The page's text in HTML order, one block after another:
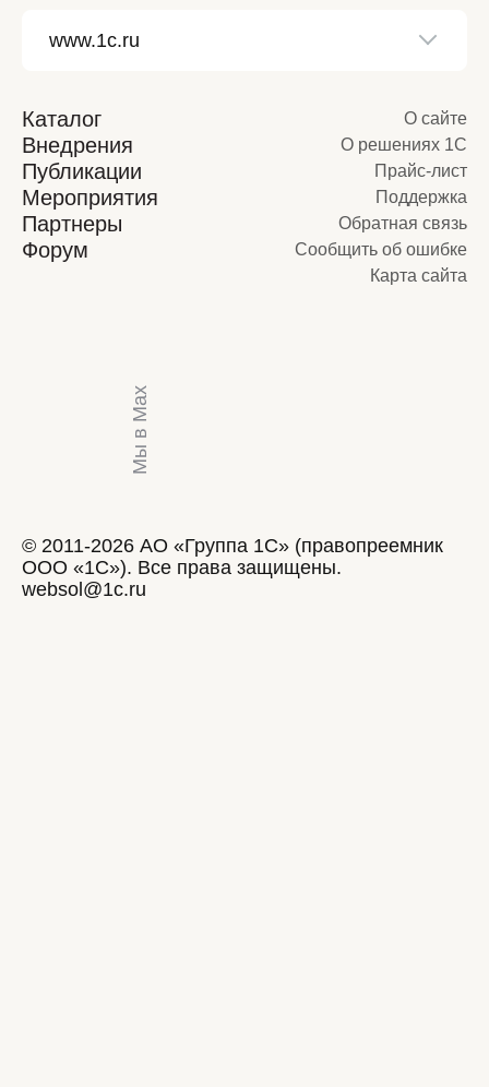
Каталог
Внедрения
Публикации
Мероприятия
Партнеры
Форум
О сайте
О решениях 1С
Прайс-лист
Поддержка
Обратная связь
Сообщить об ошибке
Карта сайта
Мы в Max
© 2011-2026 АО «Группа 1С» (правопреемник
ООО «1С»). Все права защищены.
websol@1c.ru